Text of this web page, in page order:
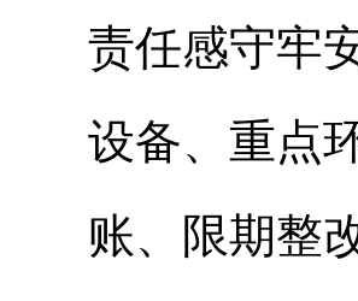
责任感守牢
设备、重点
账、限期整